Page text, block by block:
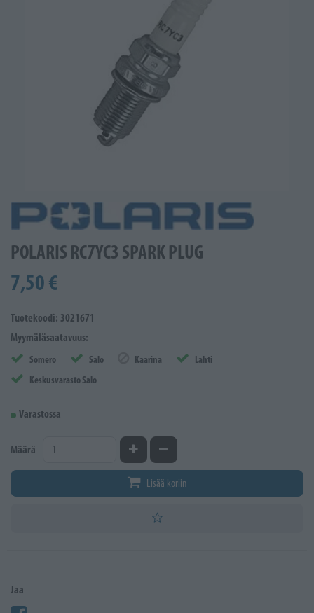
POLARIS RC7YC3 SPARK PLUG
7,50 €
Tuotekoodi: 3021671
Myymäläsaatavuus:
Somero Salo Kaarina
Lahti
Keskusvarasto Salo
Varastossa
Määrä Kasvata määrääVähennä määrää
Lisää koriin
Jaa